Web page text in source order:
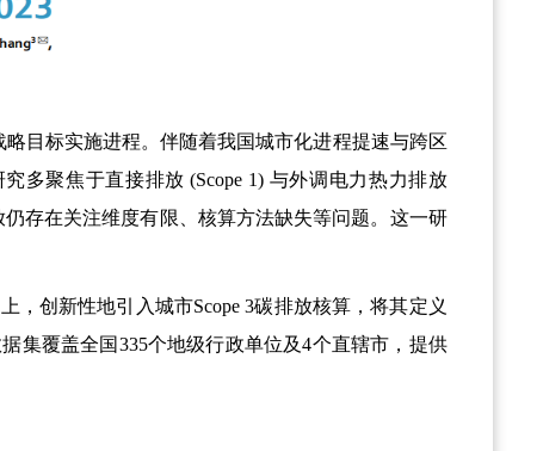
目标实施进程。伴随着我国城市化进程提速与跨区
究多聚焦于直接排放(Scope 1) 与外调电力热力排放
仍存在关注维度有限、核算方法缺失等问题。这一研
，创新性地引入城市Scope 3碳排放核算，将其定义
集覆盖全国335个地级行政单位及4个直辖市，提供